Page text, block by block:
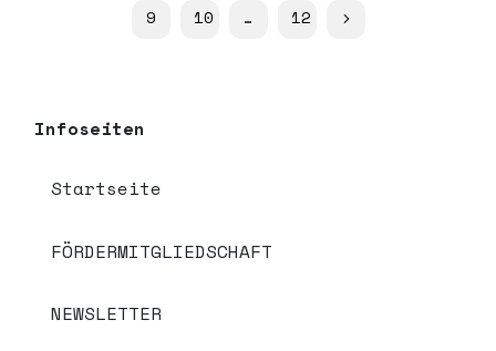
9
10 … 12
Infoseiten
Startseite
FÖRDERMITGLIEDSCHAFT
NEWSLETTER